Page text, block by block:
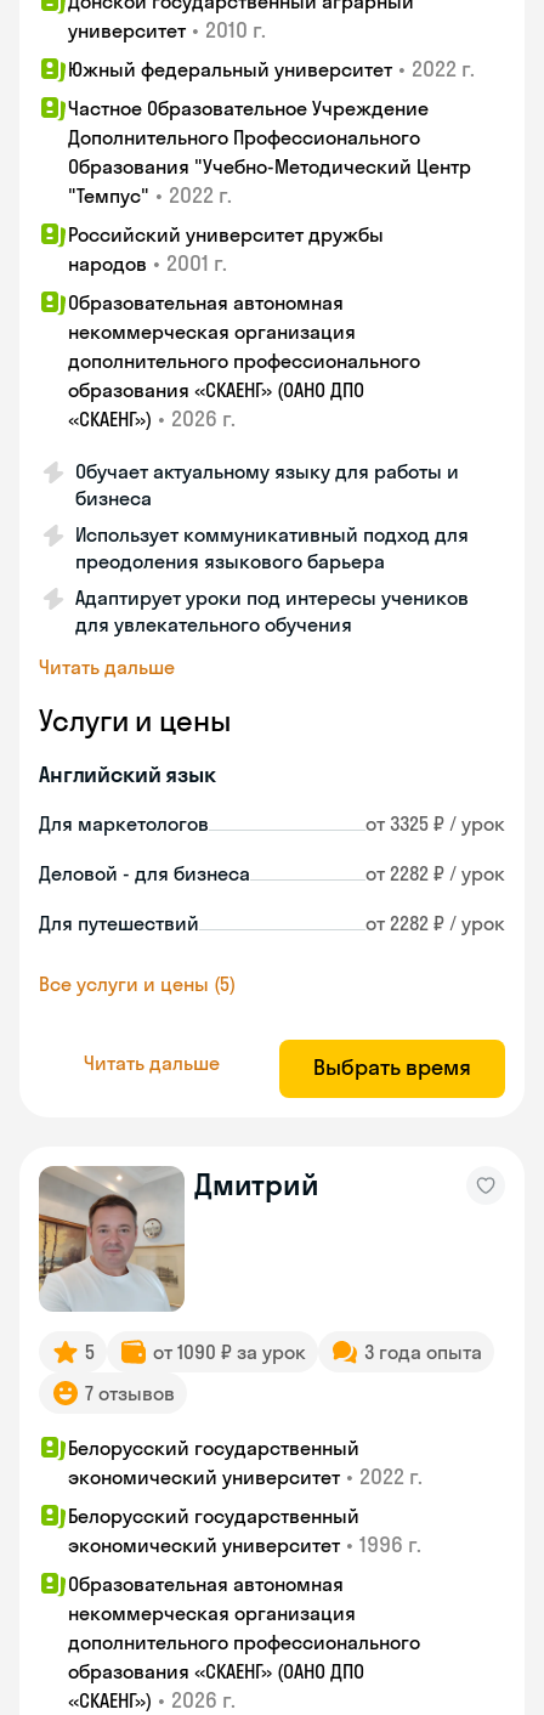
университет • 2010 г.
Южный федеральный университет • 2022 г.
Частное Образовательное Учреждение
Дополнительного Профессионального
Образования "Учебно-Методический Центр
"Темпус" • 2022 г.
Российский университет дружбы
народов • 2001 г.
Образовательная автономная
некоммерческая организация
дополнительного профессионального
образования «СКАЕНГ» (ОАНО ДПО
«СКАЕНГ») • 2026 г.
Обучает актуальному языку для работы и
бизнеса
Использует коммуникативный подход для
преодоления языкового барьера
Адаптирует уроки под интересы учеников
для увлекательного обучения
Читать дальше
Услуги и цены
Английский язык
Для маркетологов от 3325 ₽ / урок
Деловой - для бизнеса от 2282 ₽ / урок
Для путешествий от 2282 ₽ / урок
Все услуги и цены (5)
Читать дальше Выбрать время
Дмитрий
5 от 1090 ₽ за урок
3 года опыта
7 отзывов
Белорусский государственный
экономический университет • 2022 г.
Белорусский государственный
экономический университет • 1996 г.
Образовательная автономная
некоммерческая организация
дополнительного профессионального
образования «СКАЕНГ» (ОАНО ДПО
«СКАЕНГ») • 2026 г.